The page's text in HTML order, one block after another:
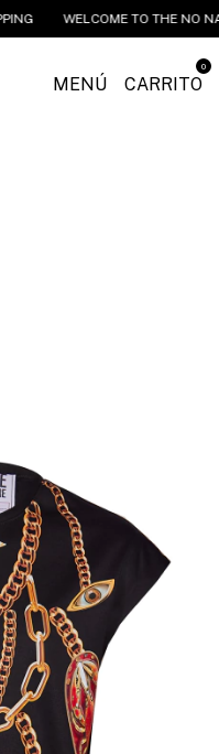
WELCOME TO THE NO NAME
MENÚ CARRITO
0